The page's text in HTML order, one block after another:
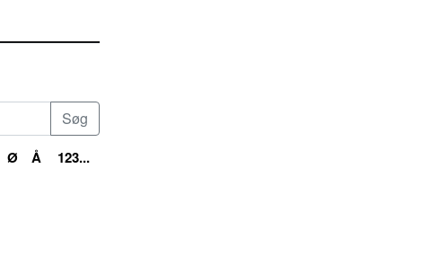
Ø Å 123...